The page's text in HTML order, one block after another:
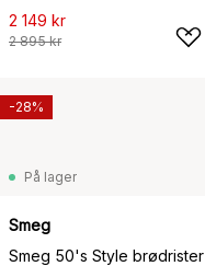
2 149 kr
2 895 kr
På lager
Smeg
Smeg 50's Style brødrister
-28%